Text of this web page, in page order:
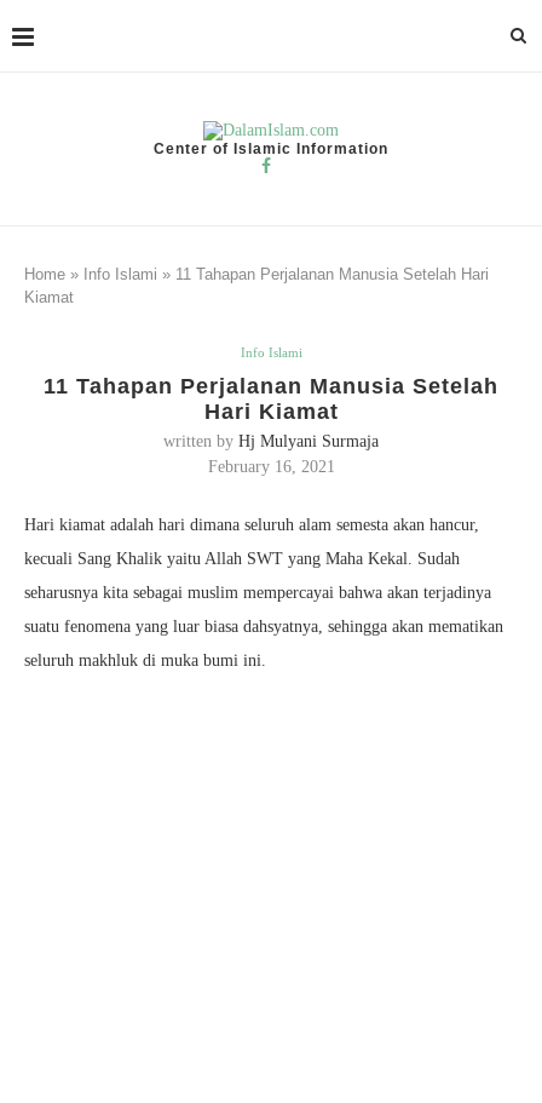
Center of Islamic Information
Home » Info Islami » 11 Tahapan Perjalanan Manusia Setelah Hari
Kiamat
Info Islami
11 Tahapan Perjalanan Manusia Setelah
Hari Kiamat
written by Hj Mulyani Surmaja
February 16, 2021
Hari kiamat adalah hari dimana seluruh alam semesta akan hancur,
kecuali Sang Khalik yaitu Allah SWT yang Maha Kekal. Sudah
seharusnya kita sebagai muslim mempercayai bahwa akan terjadinya
suatu fenomena yang luar biasa dahsyatnya, sehingga akan mematikan
seluruh makhluk di muka bumi ini.